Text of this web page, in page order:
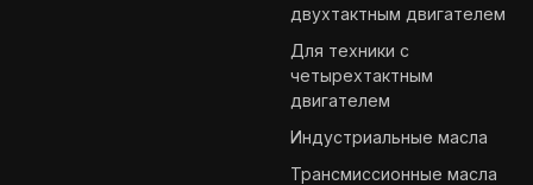
двухтактным двигателем
Для техники с
четырехтактным
двигателем
Индустриальные масла
Трансмиссионные масла